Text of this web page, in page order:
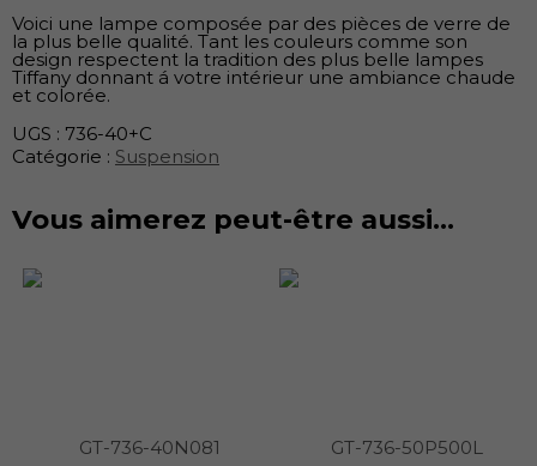
Voici une lampe composée par des pièces de verre de
la plus belle qualité. Tant les couleurs comme son
design respectent la tradition des plus belle lampes
Tiffany donnant á votre intérieur une ambiance chaude
et colorée.
UGS : 736-40+C
Catégorie : Suspension
Vous aimerez peut-être aussi…